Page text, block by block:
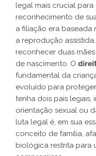
legal mais crucial
reconhecimento de
a filiação era baseada
a reprodução
reconhecer duas
de nascimento. O
fundamental da
evoluído para
tenha dois pais legais,
orientação sexual ou
luta legal é, em sua
conceito de família,
biológica restrita para